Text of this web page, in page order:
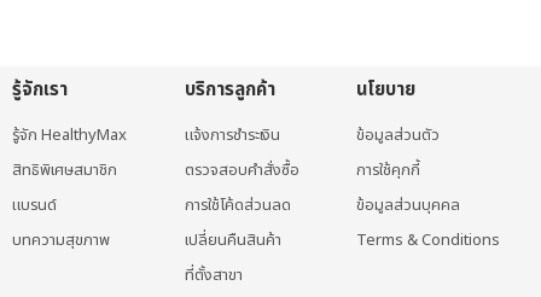
รู้จักเรา
รู้จัก HealthyMax
สิทธิพิเศษสมาชิก
แบรนด์
บทความสุขภาพ
บริการลูกค้า
แจ้งการชำระเงิน
ตรวจสอบคำสั่งซื้อ
การใช้โค้ดส่วนลด
เปลี่ยนคืนสินค้า
ที่ตั้งสาขา
นโยบาย
ข้อมูลส่วนตัว
การใช้คุกกี้
ข้อมูลส่วนบุคคล
Terms & Conditions